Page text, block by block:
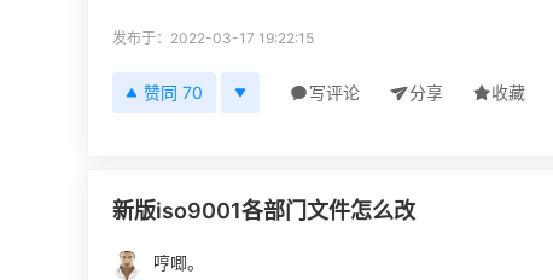
发布于：2022-03-17 19:22:15
赞同 70 写评论 分享 收藏
新版iso9001各部门文件怎么改
哼唧。